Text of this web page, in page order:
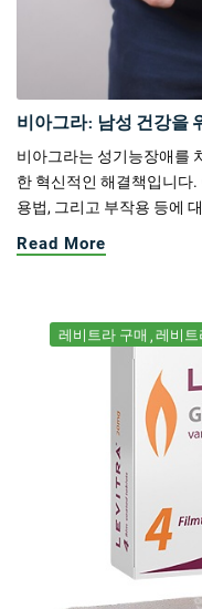
비아그라: 남성 건강을
비아그라는 성기능장애를
한 혁신적인 해결책입니다
용법, 그리고 부작용 등에
Read More
레비트라 구매 레비트